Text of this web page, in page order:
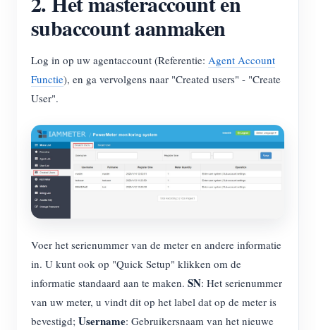
Site verkennen
subaccount aanmaken
Log in op uw agentaccount (Referentie: Agent Account
Functie), en ga vervolgens naar "Created users" - "Create
User".
Voer het serienummer van de meter en andere informatie
in. U kunt ook op "Quick Setup" klikken om de
informatie standaard aan te maken. SN: Het serienummer
van uw meter, u vindt dit op het label dat op de meter is
bevestigd; Username: Gebruikersnaam van het nieuwe